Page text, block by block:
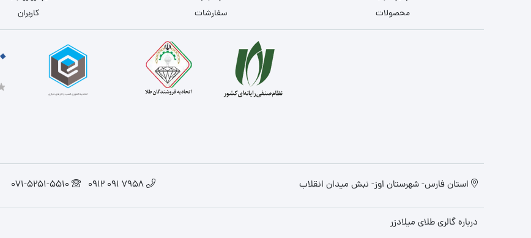
محصولات سفارشات کاربران
استان فارس- شهرستان اوز- نبش میدان انقلاب 7958 091 0912
071-5251-5510
درباره گالری طلای میلادزر